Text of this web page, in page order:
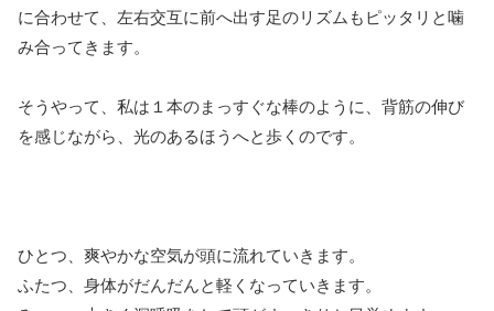
に合わせて、左右交互に前へ出す足のリズムもピッタリと噛
み合ってきます。
そうやって、私は１本のまっすぐな棒のように、背筋の伸び
を感じながら、光のあるほうへと歩くのです。
ひとつ、爽やかな空気が頭に流れていきます。
ふたつ、身体がだんだんと軽くなっていきます。